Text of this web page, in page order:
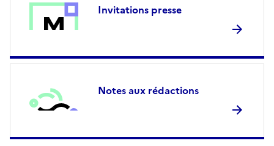
Invitations presse
Image
Notes aux rédactions
Image